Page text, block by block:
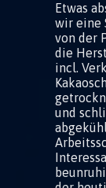
Etwas
wir eine
von der
die
incl.
und